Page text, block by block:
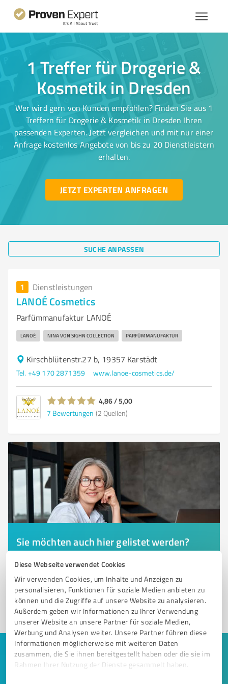
Diese Webseite verwendet Cookies
Wir verwenden Cookies, um Inhalte und Anzeigen zu
personalisieren, Funktionen für soziale Medien anbieten zu
können und die Zugriffe auf unsere Website zu analysieren.
Außerdem geben wir Informationen zu Ihrer Verwendung
unserer Website an unsere Partner für soziale Medien,
Werbung und Analysen weiter. Unsere Partner führen diese
Informationen möglicherweise mit weiteren Daten
zusammen, die Sie ihnen bereitgestellt haben oder die sie im
Rahmen Ihrer Nutzung der Dienste gesammelt haben.
1 Treffer für Drogerie &
Kosmetik in Dresden
Wer wird gern von Kunden empfohlen? Finden Sie aus 1
Treffern für Drogerie & Kosmetik in Dresden Ihren
passenden Experten. Jetzt vergleichen und mit nur einer
Anfrage kostenlos Angebote von bis zu 20 Dienstleistern
erhalten.
JETZT EXPERTEN ANFRAGEN
SUCHE ANPASSEN
1 Dienstleistungen
LANOÉ Cosmetics
Parfümmanufaktur LANOÉ
LANOÉ NINA VON SIGHN COLLECTION PARFÜMMANUFAKTUR
Kirschblütenstr.27 b, 19357 Karstädt
Tel. +49 170 2871359 www.lanoe-cosmetics.de/
4,86 / 5,00
7 Bewertungen (2 Quellen)
Sie möchten auch hier gelistet werden?
Kunden empfohlener ProvenExpert!
1
Keine Zeit für lange Recherchen und E-
Mails? Jetzt Angebote empfangen!